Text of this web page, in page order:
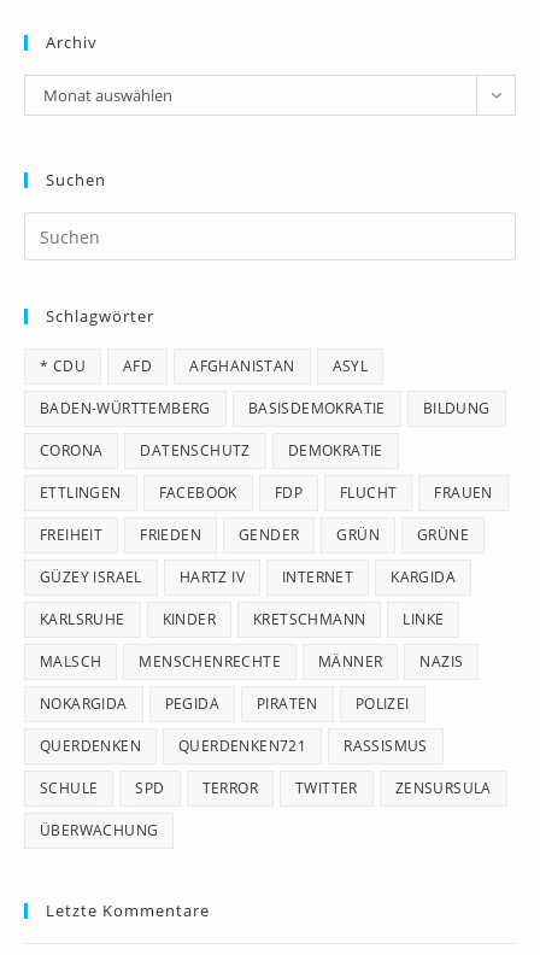
Archiv
Archiv
Monat auswählen
Suchen
Schlagwörter
* CDU AFD AFGHANISTAN ASYL
BADEN-WÜRTTEMBERG BASISDEMOKRATIE BILDUNG
CORONA DATENSCHUTZ DEMOKRATIE
ETTLINGEN FACEBOOK FDP FLUCHT FRAUEN
FREIHEIT FRIEDEN GENDER GRÜN GRÜNE
GÜZEY ISRAEL HARTZ IV INTERNET KARGIDA
KARLSRUHE KINDER KRETSCHMANN LINKE
MALSCH MENSCHENRECHTE MÄNNER NAZIS
NOKARGIDA PEGIDA PIRATEN POLIZEI
QUERDENKEN QUERDENKEN721 RASSISMUS
SCHULE SPD TERROR TWITTER ZENSURSULA
ÜBERWACHUNG
Letzte Kommentare